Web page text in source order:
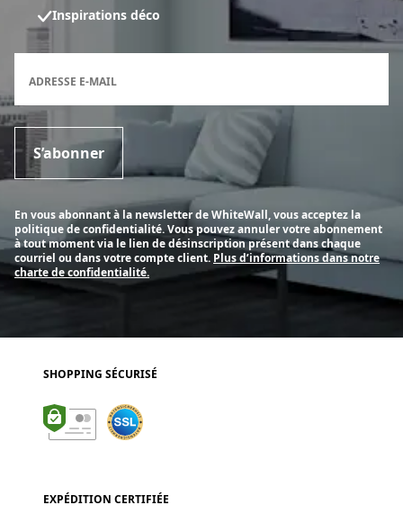
Inspirations déco
ADRESSE E-MAIL
S’abonner
En vous abonnant à la newsletter de WhiteWall, vous acceptez la
politique de confidentialité. Vous pouvez annuler votre abonnement
à tout moment via le lien de désinscription présent dans chaque
courriel ou dans votre compte client. Plus d’informations dans notre
charte de confidentialité.
SHOPPING SÉCURISÉ
EXPÉDITION CERTIFIÉE